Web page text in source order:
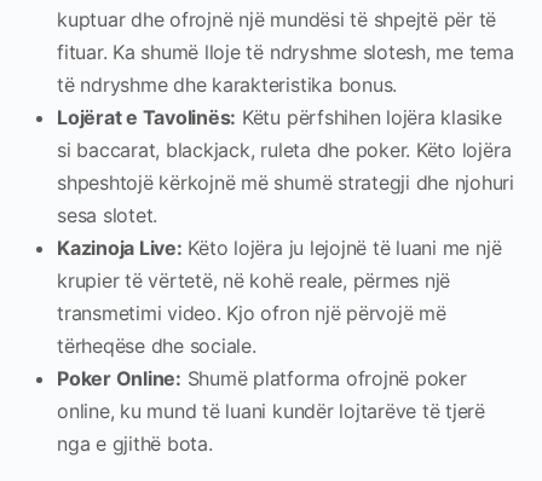
kuptuar dhe ofrojnë një mundësi të shpejtë për të
fituar. Ka shumë lloje të ndryshme slotesh, me tema
të ndryshme dhe karakteristika bonus.
Lojërat e Tavolinës: Këtu përfshihen lojëra klasike
si baccarat, blackjack, ruleta dhe poker. Këto lojëra
shpeshtojë kërkojnë më shumë strategji dhe njohuri
sesa slotet.
Kazinoja Live: Këto lojëra ju lejojnë të luani me një
krupier të vërtetë, në kohë reale, përmes një
transmetimi video. Kjo ofron një përvojë më
tërheqëse dhe sociale.
Poker Online: Shumë platforma ofrojnë poker
online, ku mund të luani kundër lojtarëve të tjerë
nga e gjithë bota.